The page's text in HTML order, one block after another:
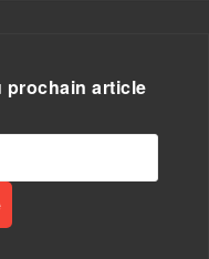
prochain article